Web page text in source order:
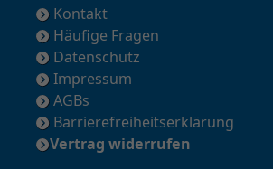
Kontakt
Häufige Fragen
Datenschutz
Impressum
AGBs
Barrierefreiheitserklärung
Vertrag widerrufen